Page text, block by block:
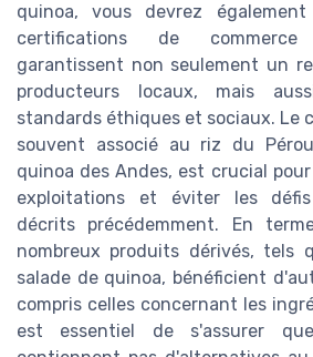
quinoa, vous devrez
certifications de
garantissent non seulement un
producteurs locaux, mais
standards éthiques et sociaux. Le
souvent associé au riz du
quinoa des Andes, est crucial
exploitations et éviter les
décrits précédemment. En
nombreux produits dérivés, tels
salade de quinoa, bénéficient
compris celles concernant les
est essentiel de s'assurer